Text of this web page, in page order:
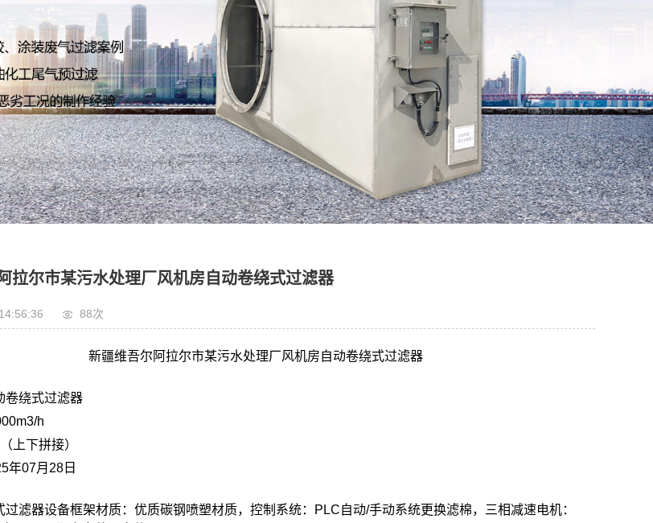
喷涂漆雾预过滤
其他设备案例
拉尔市某污水处理厂风机房自动卷绕式过滤器
88次
新疆维吾尔阿拉尔市某污水处理厂风机房自动卷绕式过滤器
卷绕式过滤器
h
上下拼接）
年07月 28 日
过滤器设备框架材质：优质碳钢喷塑材质，控制系统： PLC自动/手动系统更换滤棉，三相减速电机：